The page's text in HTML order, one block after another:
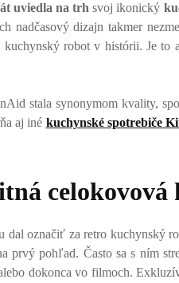
uviedla na trh svoj ikonický
nadčasový dizajn takmer
robot v histórii. Je to
stala synonymom kvality,
aj iné kuchynské spotrebiče
celokovová
označiť za retro kuchynský
prvý pohľad. Často sa s ním
dokonca vo filmoch.